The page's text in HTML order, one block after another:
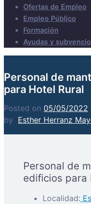
Ofertas de Empleo
Empleo Público
Formación
Ayudas y
Personal de
para Hotel Rural
Posted on 05/05/2022
by Esther Herranz
Personal de
edificios para
Localidad: